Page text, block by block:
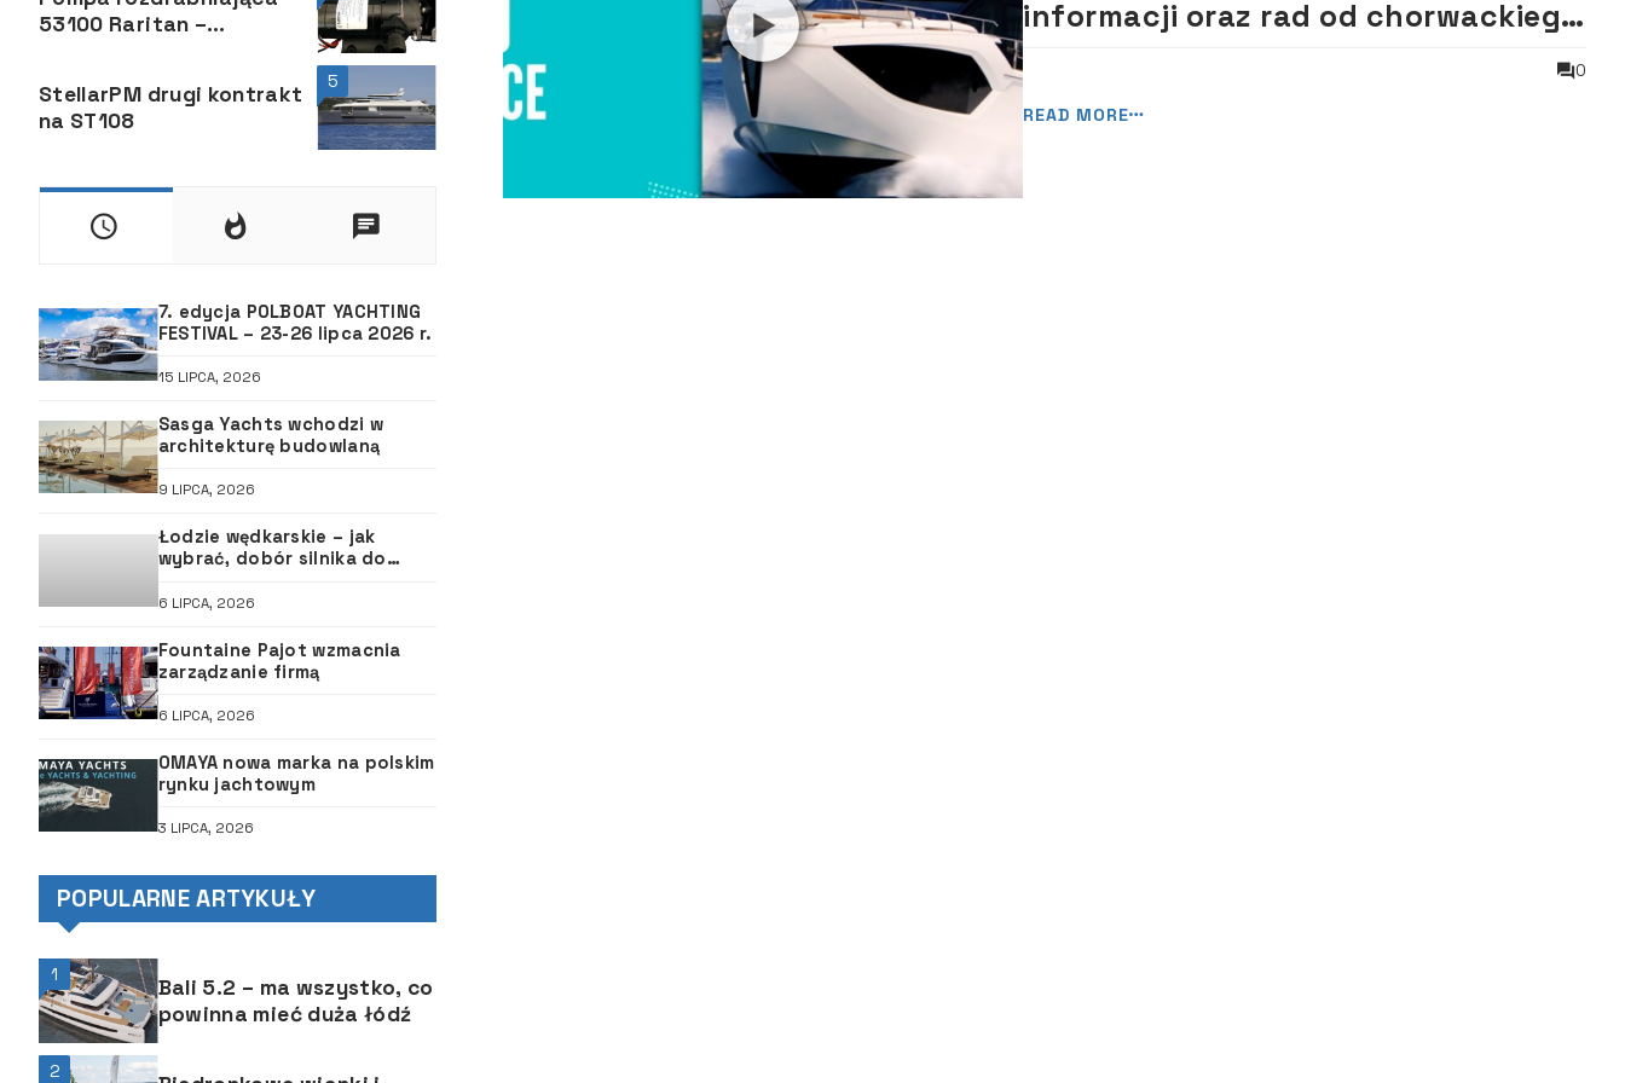
informacji oraz rad od chorwackiego
0
READ MORE
53100 Raritan –
5
StellarPM drugi kontrakt
na ST108
7. edycja POLBOAT YACHTING
FESTIVAL – 23-26 lipca 2026 r.
15 LIPCA, 2026
Sasga Yachts wchodzi w
architekturę budowlaną
9 LIPCA, 2026
Łodzie wędkarskie – jak
wybrać, dobór silnika do
6 LIPCA, 2026
Fountaine Pajot wzmacnia
zarządzanie firmą
6 LIPCA, 2026
OMAYA nowa marka na polskim
rynku jachtowym
3 LIPCA, 2026
POPULARNE ARTYKUŁY
1
Bali 5.2 – ma wszystko, co
powinna mieć duża łódź
2